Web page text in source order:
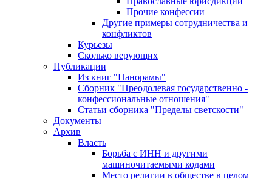
Прочие конфессии
Другие примеры сотрудничества и
конфликтов
Курьезы
Сколько верующих
Публикации
Из книг "Панорамы"
Сборник "Преодолевая государственно -
конфессиональные отношения"
Статьи сборника "Пределы светскости"
Документы
Архив
Власть
Борьба с ИНН и другими
машиночитаемыми кодами
Место религии в обществе в целом